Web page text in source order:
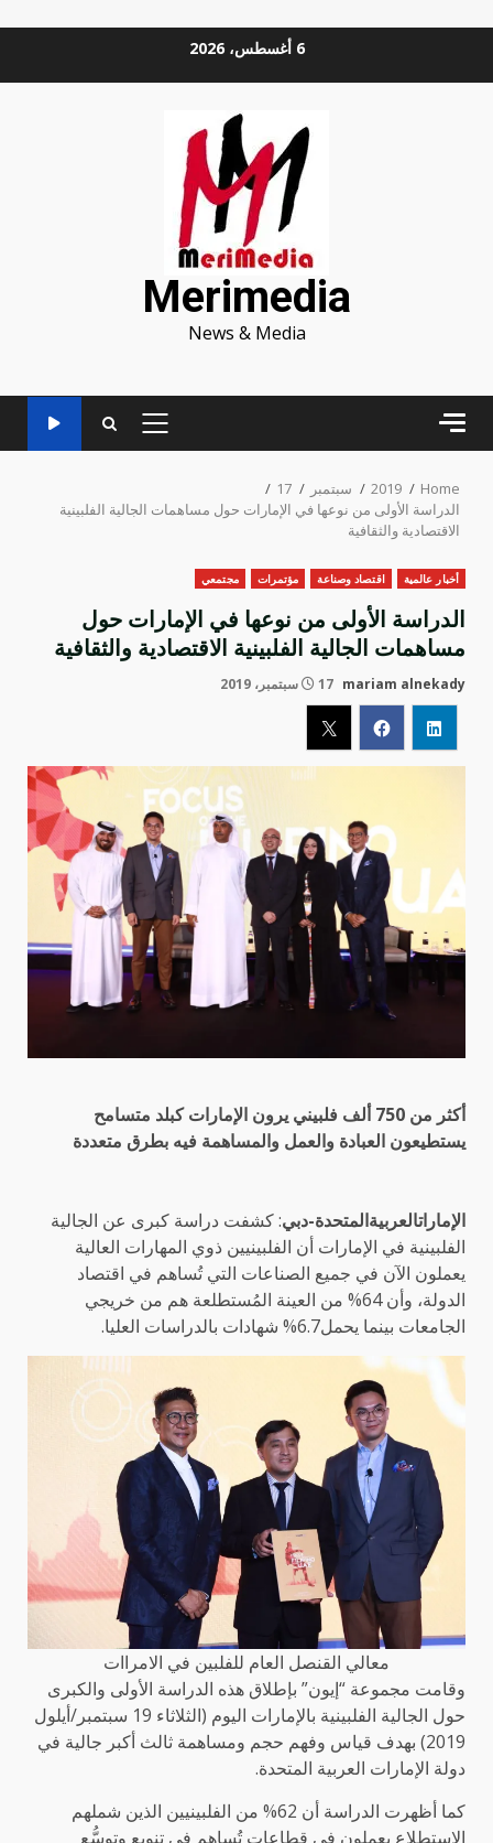
6 أغسطس، 2026
Merimedia
News & Media
PRIMARY
Home
2019 سبتمبر
17
الدراسة الأولى من نوعها في الإمارات حول مساهمات الجالية الفلبينية
الاقتصادية والثقافية
أخبار عالمية اقتصاد وصناعة مؤتمرات مجتمعي
الدراسة الأولى من نوعها في الإمارات حول
مساهمات الجالية الفلبينية الاقتصادية والثقافية
mariam alnekady 17 سبتمبر، 2019
أكثر من 750 ألف فلبيني يرون الإمارات كبلد متسامح
يستطيعون العبادة والعمل والمساهمة فيه بطرق متعددة
الإماراتالعربيةالمتحدة-دبي: كشفت دراسة كبرى عن الجالية
الفلبينية في الإمارات أن الفلبينيين ذوي المهارات العالية
يعملون الآن في جميع الصناعات التي تُساهم في اقتصاد
الدولة، وأن 64% من العينة المُستطلعة هم من خريجي
الجامعات بينما يحمل6.7% شهادات بالدراسات العليا.
معالي القنصل العام للفلبين في الامراات
وقامت مجموعة “إيون” بإطلاق هذه الدراسة الأولى والكبرى
حول الجالية الفلبينية بالإمارات اليوم (الثلاثاء 19 سبتمبر/أيلول
2019) بهدف قياس وفهم حجم ومساهمة ثالث أكبر جالية في
دولة الإمارات العربية المتحدة.
كما أظهرت الدراسة أن 62% من الفلبينيين الذين شملهم
الاستطلاع يعملون في قطاعات تُساهم في تنويع وتوسُّع